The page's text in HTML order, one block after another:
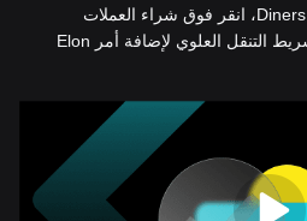
بالنسبة لبطاقة Diners Club/Discover، انقر فوق شراء العملات
في شريط التنقل العلوي لإضافة أمر Elon